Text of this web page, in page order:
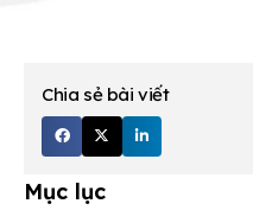
Chia sẻ bài viết
Mục lục